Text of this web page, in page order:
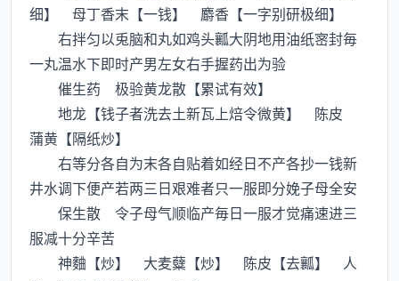
细】 母丁香末【一钱】 麝香【一字别研极细】
右拌匀以兎脑和丸如鸡头瓤大阴地用油纸宻封毎
一丸温水下即时产男左女右手握药出为验
催生药 极验黄龙散【累试有效】
地龙【钱子者洗去土新瓦上焙令微黄】 陈皮
蒲黄【隔纸炒】
右等分各自为末各自贴着如经日不产各抄一钱新
井水调下便产若两三日艰难者只一服即分娩子母全安
保生散 令子母气顺临产毎日一服才觉痛速进三
服减十分辛苦
神麯【炒】 大麦糵【炒】 陈皮【去瓤】 人